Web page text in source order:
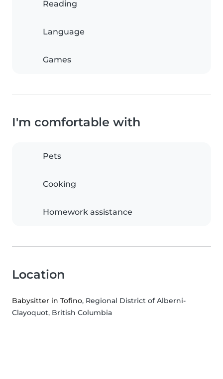
Reading
Language
Games
I'm comfortable with
Pets
Cooking
Homework assistance
Location
Babysitter in Tofino, Regional District of Alberni-
Clayoquot, British Columbia